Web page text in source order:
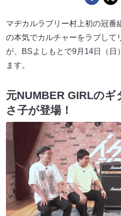
マヂカルラブリー村上初の冠番
の本気でカルチャーをラブして
が、BSよしもとで9月14日（日
ます。
元NUMBER GIRLのギ
さ子が登場！